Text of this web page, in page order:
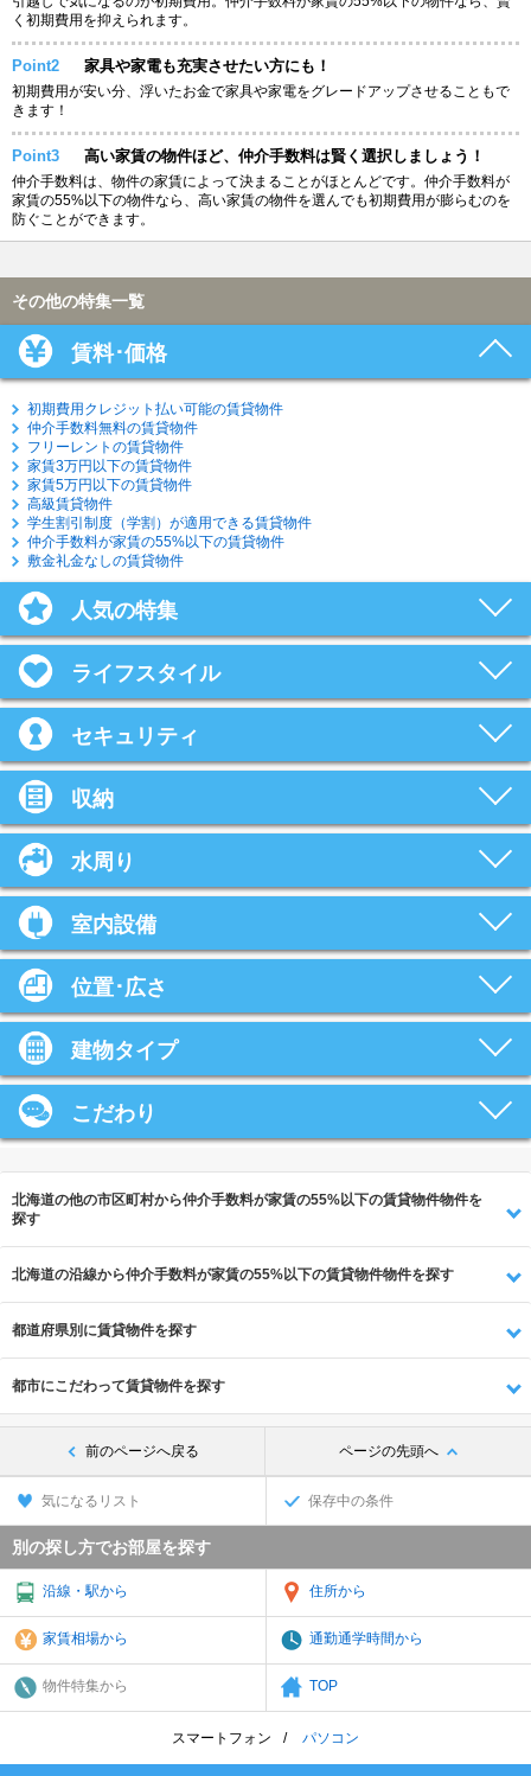
く初期費用を抑えられます。
Point2 家具や家電も充実させたい方にも！
初期費用が安い分、浮いたお金で家具や家電をグレードアップさせることもで
きます！
Point3 高い家賃の物件ほど、仲介手数料は賢く選択しましょう！
仲介手数料は、物件の家賃によって決まることがほとんどです。仲介手数料が
家賃の55%以下の物件なら、高い家賃の物件を選んでも初期費用が膨らむのを
防ぐことができます。
その他の特集一覧
賃料･価格
初期費用クレジット払い可能の賃貸物件
仲介手数料無料の賃貸物件
フリーレントの賃貸物件
家賃3万円以下の賃貸物件
家賃5万円以下の賃貸物件
高級賃貸物件
学生割引制度（学割）が適用できる賃貸物件
仲介手数料が家賃の55%以下の賃貸物件
敷金礼金なしの賃貸物件
人気の特集
ライフスタイル
セキュリティ
収納
水周り
室内設備
位置･広さ
建物タイプ
こだわり
北海道の他の市区町村から仲介手数料が家賃の55%以下の賃貸物件物件を
探す
北海道の沿線から仲介手数料が家賃の55%以下の賃貸物件物件を探す
都道府県別に賃貸物件を探す
都市にこだわって賃貸物件を探す
前のページへ戻る ページの先頭へ
気になるリスト 保存中の条件
別の探し方でお部屋を探す
沿線・駅から 住所から
家賃相場から 通勤通学時間から
物件特集から TOP
スマートフォン パソコン